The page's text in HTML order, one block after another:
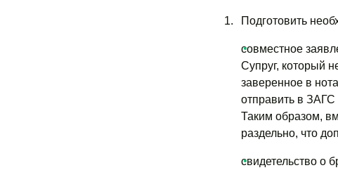
Подготовить
совместное
Супруг, который
заверенное в
отправить в ЗАГС
Таким образом,
раздельно, что
свидетельство о